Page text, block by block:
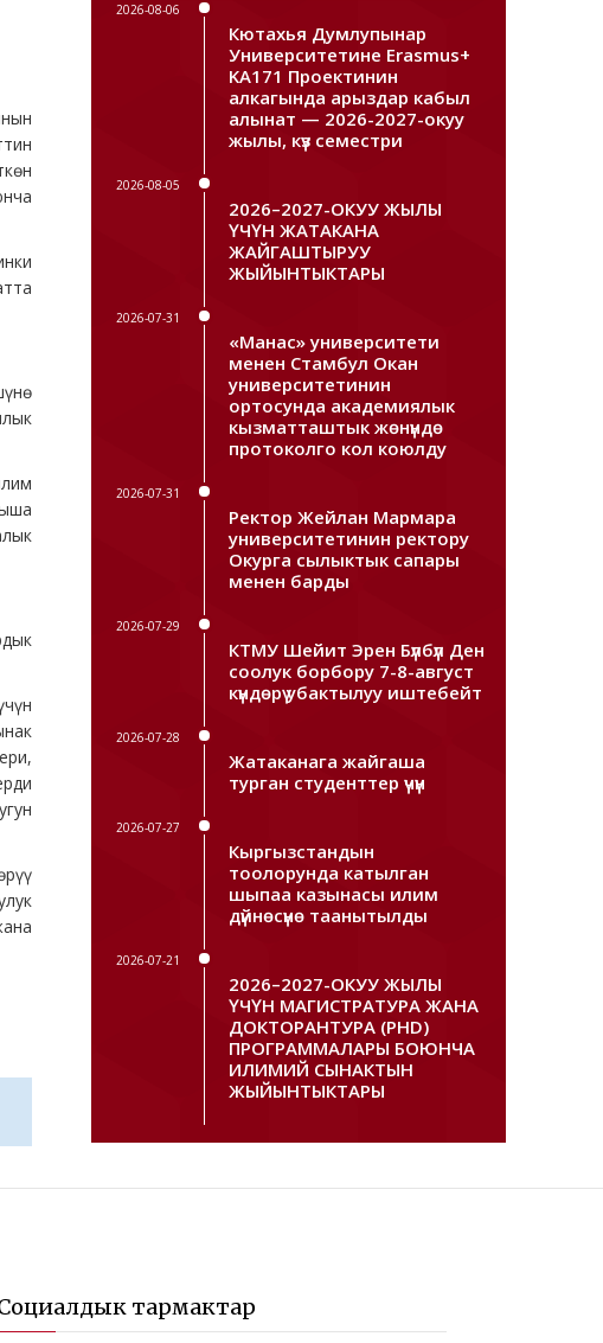
2026-08-06
Кютахья Думлупынар
Университетине Erasmus+
KA171 Проектинин
алкагында арыздар кабыл
алынат — 2026-2027-окуу
жылы, күз семестри
2026-08-05
2026–2027-ОКУУ ЖЫЛЫ
ҮЧҮН ЖАТАКАНА
ЖАЙГАШТЫРУУ
ЖЫЙЫНТЫКТАРЫ
2026-07-31
«Манас» университети
менен Стамбул Окан
университетинин
ортосунда академиялык
кызматташтык жөнүндө
протоколго кол коюлду
2026-07-31
Ректор Жейлан Мармара
университетинин ректору
Окурга сылыктык сапары
менен барды
2026-07-29
КТМУ Шейит Эрен Бүлбүл Ден
соолук борбору 7-8-август
күндөрү убактылуу иштебейт
2026-07-28
Жатаканага жайгаша
турган студенттер үчүн
2026-07-27
Кыргызстандын
тоолорунда катылган
шыпаа казынасы илим
дүйнөсүнө таанытылды
2026-07-21
2026–2027-ОКУУ ЖЫЛЫ
ҮЧҮН МАГИСТРАТУРА ЖАНА
ДОКТОРАНТУРА (PHD)
ПРОГРАММАЛАРЫ БОЮНЧА
ИЛИМИЙ СЫНАКТЫН
ЖЫЙЫНТЫКТАРЫ
тармактар